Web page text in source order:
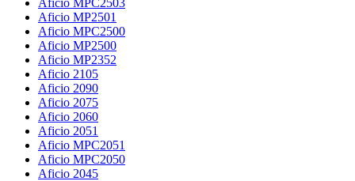
Aficio MP2501
Aficio MPC2500
Aficio MP2500
Aficio MP2352
Aficio 2105
Aficio 2090
Aficio 2075
Aficio 2060
Aficio 2051
Aficio MPC2051
Aficio MPC2050
Aficio 2045